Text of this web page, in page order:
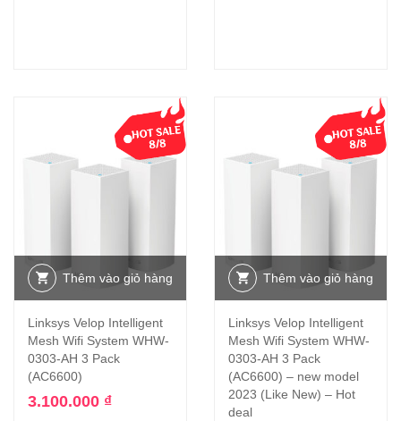
Thêm vào giỏ hàng
Linksys Velop Intelligent
Mesh Wifi System WHW-
0303-AH 3 Pack
(AC6600)
3.100.000 ₫
Thêm vào giỏ hàng
Linksys Velop Intelligent
Mesh Wifi System WHW-
0303-AH 3 Pack
(AC6600) – new model
2023 (Like New) – Hot
deal